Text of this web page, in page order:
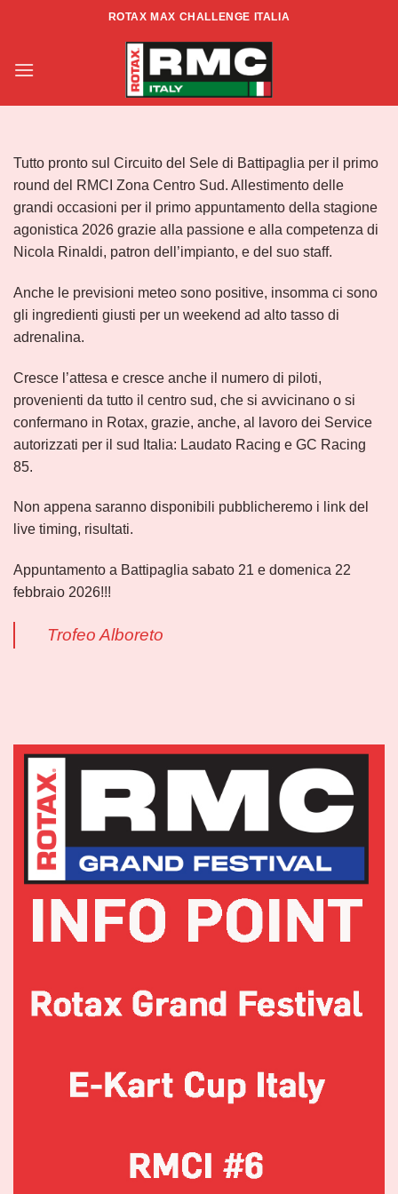
ROTAX MAX CHALLENGE ITALIA
Info RMCI Centro Sud Rd.1 –
Battipaglia
Tutto pronto sul Circuito del Sele di Battipaglia per il primo
round del RMCI Zona Centro Sud. Allestimento delle
grandi occasioni per il primo appuntamento della stagione
agonistica 2026 grazie alla passione e alla competenza di
Nicola Rinaldi, patron dell’impianto, e del suo staff.
Anche le previsioni meteo sono positive, insomma ci sono
gli ingredienti giusti per un weekend ad alto tasso di
adrenalina.
Cresce l’attesa e cresce anche il numero di piloti,
provenienti da tutto il centro sud, che si avvicinano o si
confermano in Rotax, grazie, anche, al lavoro dei Service
autorizzati per il sud Italia: Laudato Racing e GC Racing
85.
Non appena saranno disponibili pubblicheremo i link del
live timing, risultati.
Appuntamento a Battipaglia sabato 21 e domenica 22
febbraio 2026!!!
Trofeo Alboreto